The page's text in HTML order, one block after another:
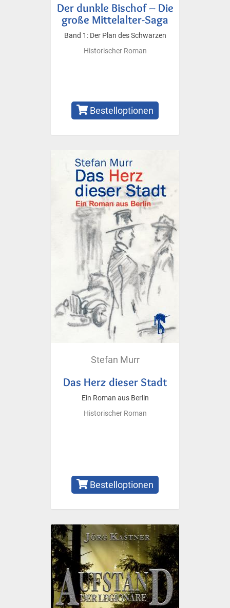
Der dunkle Bischof – Die
große Mittelalter-Saga
Band 1: Der Plan des Schwarzen
Historischer Roman
Bestelloptionen
Stefan Murr
Das Herz dieser Stadt
Ein Roman aus Berlin
Historischer Roman
Bestelloptionen